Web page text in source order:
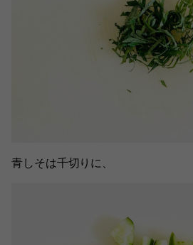
青しそは千切りに、